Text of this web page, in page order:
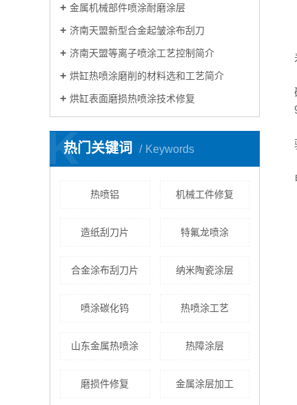
金属机械部件喷涂耐磨涂层
济南天盟新型合金起皱涂布刮刀
济南天盟等离子喷涂工艺控制简介
烘缸热喷涂磨削的材料选和工艺简介
烘缸表面磨损热喷涂技术修复
热门关键词 Keywords
K
热喷铝 机械工件修复
造纸刮刀片 特氟龙喷涂
合金涂布刮刀片 纳米陶瓷涂层
喷涂碳化钨 热喷涂工艺
山东金属热喷涂 热障涂层
磨损件修复 金属涂层加工